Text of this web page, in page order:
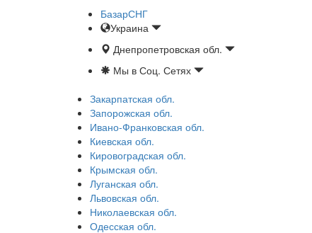
БазарСНГ
Украина
Днепропетровская обл.
Мы в Соц. Сетях
Закарпатская обл.
Запорожская обл.
Ивано-Франковская обл.
Киевская обл.
Кировоградская обл.
Крымская обл.
Луганская обл.
Львовская обл.
Николаевская обл.
Одесская обл.